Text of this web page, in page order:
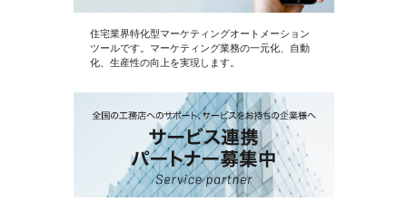
住宅業界特化型マーケティングオートメーション
ツールです。マーケティング業務の一元化、自動
化、生産性の向上を実現します。